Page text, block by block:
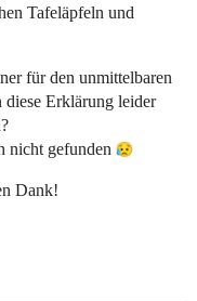
Tafeläpfeln und
für den unmittelbaren
diese Erklärung leider
nicht gefunden
Dank!